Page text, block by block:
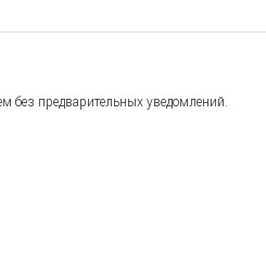
без предварительных уведомлений.